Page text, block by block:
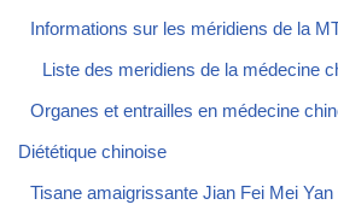
Informations sur les méridiens de la
Liste des meridiens de la médecine
Organes et entrailles en médecine
Diététique chinoise
Tisane amaigrissante Jian Fei Mei Yan